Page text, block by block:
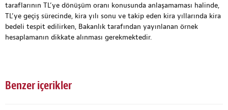
taraflarının TL’ye dönüşüm oranı konusunda anlaşamaması halinde,
TL’ye geçiş sürecinde, kira yılı sonu ve takip eden kira yıllarında kira
bedeli tespit edilirken, Bakanlık tarafından yayınlanan örnek
hesaplamanın dikkate alınması gerekmektedir.
Benzer içerikler